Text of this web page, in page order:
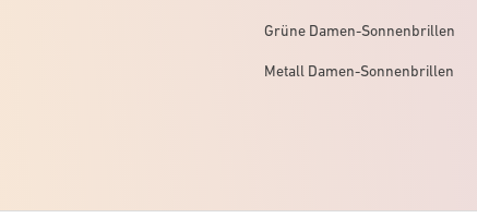
Grüne Damen-Sonnenbrillen
Metall Damen-Sonnenbrillen